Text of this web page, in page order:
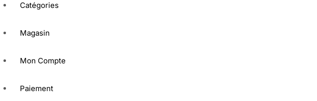
Catégories
Magasin
Mon Compte
Paiement